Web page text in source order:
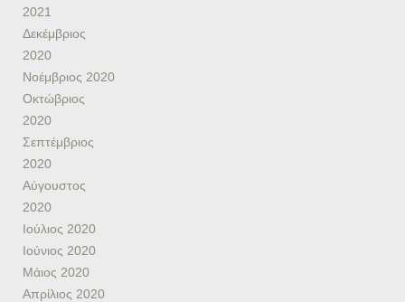
2021
Δεκέμβριος
2020
Νοέμβριος 2020
Οκτώβριος
2020
Σεπτέμβριος
2020
Αύγουστος
2020
Ιούλιος 2020
Ιούνιος 2020
Μάιος 2020
Απρίλιος 2020